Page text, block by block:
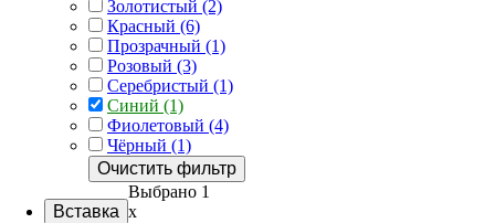
Золотистый (2)
Красный (6)
Прозрачный (1)
Розовый (3)
Серебристый (1)
Синий (1)
Фиолетовый (4)
Чёрный (1)
Очистить фильтр
Вставка
Выбрано 1
x